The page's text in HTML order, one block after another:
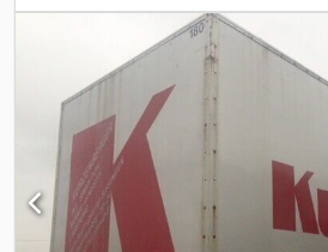
13 400 mm, largura do espaço de carga:
espaço de carga:2 700 mm , volume do
comprimento total:
2 550 mm , largura
, tamanho do pneu: ,
quilometragem: 1 001 km , tipo de
condutor: outro , Equipamento:
,
Bovenden, 3 eixos, eixos SAF, suspensão
elevável, função de elevação e
travagem anti-bloqueio), portas tipo
caixa de ferramentas. Carroçaria: baú